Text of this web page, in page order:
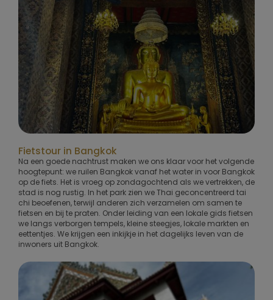
Fietstour in Bangkok
Na een goede nachtrust maken we ons klaar voor het volgende
hoogtepunt: we ruilen Bangkok vanaf het water in voor Bangkok
op de fiets. Het is vroeg op zondagochtend als we vertrekken, de
stad is nog rustig. In het park zien we Thai geconcentreerd tai
chi beoefenen, terwijl anderen zich verzamelen om samen te
fietsen en bij te praten. Onder leiding van een lokale gids fietsen
we langs verborgen tempels, kleine steegjes, lokale markten en
eettentjes. We krijgen een inkijkje in het dagelijks leven van de
inwoners uit Bangkok.